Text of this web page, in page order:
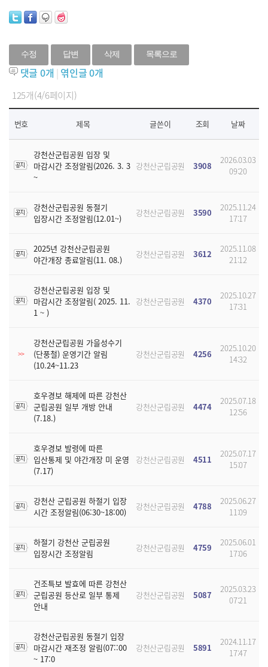
수정 답변 삭제 목록으로
댓글 0개 엮인글0개
125개(4/6페이지)
번호 제목 글쓴이 조회 날짜
강천산군립공원 입장 및
마감시간 조정알림(2026. 3. 3
~
강천산군립공원 3908
2026.03.03
09:20
강천산군립공원 동절기
입장시간 조정알림(12.01~)
강천산군립공원 3590
2025.11.24
17:17
2025년 강천산군립공원
야간개장 종료알림(11. 08.)
강천산군립공원 3612
2025.11.08
21:12
강천산군립공원 입장 및
마감시간 조정알림( 2025. 11.
1 ~ )
강천산군립공원 4370
2025.10.27
17:31
>>
강천산군립공원 가을성수기
(단풍철) 운영기간 알림
(10.24~11.23
강천산군립공원 4256
2025.10.20
14:32
호우경보 해제에 따른 강천산
군립공원 일부 개방 안내
(7.18.)
강천산군립공원 4474
2025.07.18
12:56
호우경보 발령에 따른
입산통제 및 야간개장 미 운영
(7.17)
강천산군립공원 4511
2025.07.17
15:07
강천산 군립공원 하절기 입장
시간 조정알림(06:30~18:00)
강천산군립공원 4788
2025.06.27
11:09
하절기 강천산 군립공원
입장시간 조정알림
강천산군립공원 4759
2025.06.01
17:06
건조특보 발효에 따른 강천산
군립공원 등산로 일부 통제
안내
강천산군립공원 5087
2025.03.23
07:21
강천산군립공원 동절기 입장
마감시간 재조정 알림(07::00
~ 17:0
강천산군립공원 5891
2024.11.17
17:47